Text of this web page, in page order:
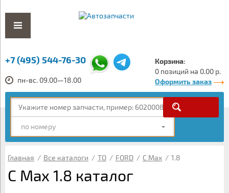
+7 (495) 544-76-30
пн-вс. 09.00—18.00
Корзина:
0 позиций на 0.00 р.
Оформить заказ
по номеру
Главная / Все каталоги / ТО / FORD / C Max / 1.8
C Max 1.8 каталог